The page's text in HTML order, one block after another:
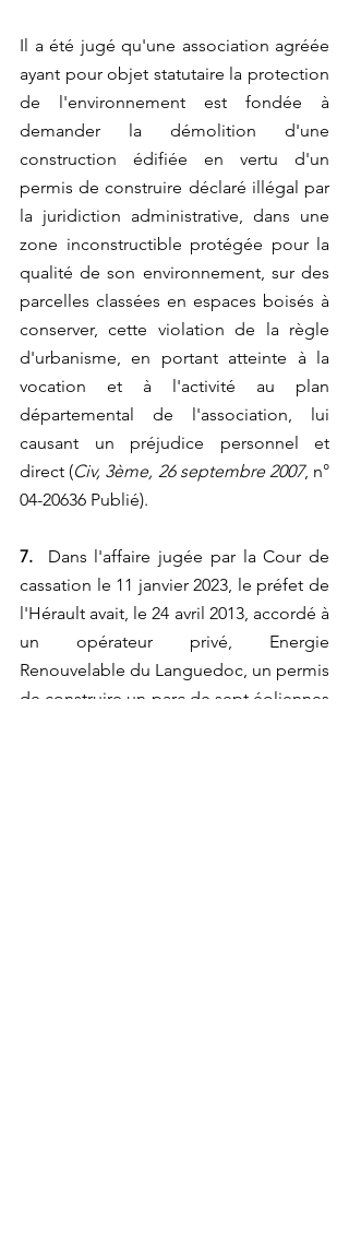
Il a été jugé qu'une association agréée
ayant pour objet statutaire la protection
de l'environnement est fondée à
demander la démolition d'une
construction édifiée en vertu d'un
permis de construire déclaré illégal par
la juridiction administrative, dans une
zone inconstructible protégée pour la
qualité de son environnement, sur des
parcelles classées en espaces boisés à
conserver, cette violation de la règle
d'urbanisme, en portant atteinte à la
vocation et à l'activité au plan
départemental de l'association, lui
causant un préjudice personnel et
direct (Civ, 3ème, 26 septembre 2007, n°
04-20636 Publié).
7.
Dans l'affaire jugée par la Cour de
cassation le 11 janvier 2023, le préfet de
l'Hérault avait, le 24 avril 2013, accordé à
un opérateur privé, Energie
Renouvelable du Languedoc, un permis
de construire un parc de sept éoliennes